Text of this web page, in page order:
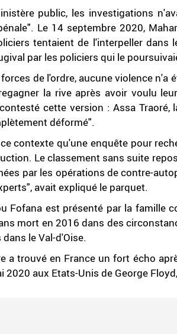
public, les investigations
Le 14 septembre 2020,
tentaient de l'interpeller dans
par les policiers qui le
forces de l'ordre, aucune violence
la rive après avoir voulu
cette version : Assa
déformé".
contexte qu'une enquête pour
Le classement sans suite
par les opérations de contre-
avait expliqué le parquet.
Fofana est présenté par la famille
mort en 2016 dans des
le Val-d'Oise.
a trouvé en France un fort écho
2020 aux Etats-Unis de George